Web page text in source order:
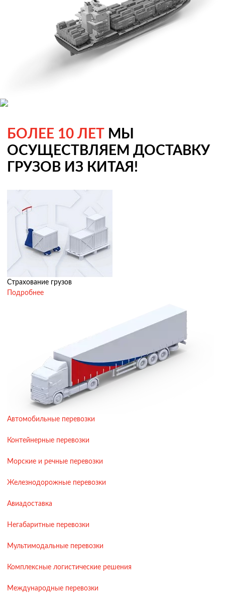
БОЛЕЕ 10 ЛЕТ МЫ
ОСУЩЕСТВЛЯЕМ ДОСТАВКУ
ГРУЗОВ ИЗ КИТАЯ!
Страхование грузов
Подробнее
Автомобильные перевозки
Контейнерные перевозки
Морские и речные перевозки
Железнодорожные перевозки
Авиадоставка
Негабаритные перевозки
Мультимодальные перевозки
Комплексные логистические решения
Международные перевозки